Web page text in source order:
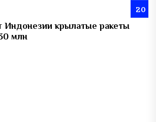
20
Индонезии крылатые ракеты
млн